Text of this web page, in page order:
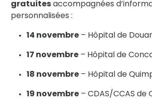
gratuites accompagnées
personnalisées :
14 novembre – Hôpital de
17 novembre – Hôpital de
18 novembre – Hôpital de
19 novembre – CDAS/CCAS de